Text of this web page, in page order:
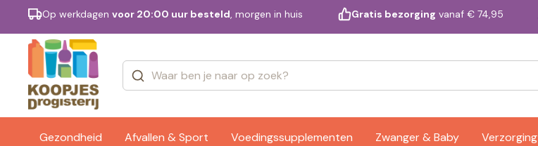
Op werkdagen voor 20:00 uur besteld, morgen in huis Gratis bezorging vanaf € 74,95
Gezondheid Afvallen & Sport Voedingssupplementen Zwanger & Baby Verzorging
Merken